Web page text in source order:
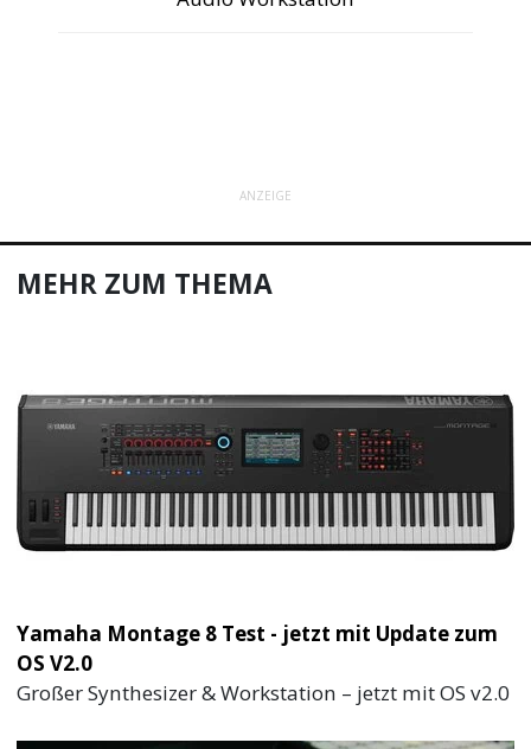
ANZEIGE
MEHR ZUM THEMA
Yamaha Montage 8 Test - jetzt mit Update zum
OS V2.0
Großer Synthesizer & Workstation – jetzt mit OS v2.0